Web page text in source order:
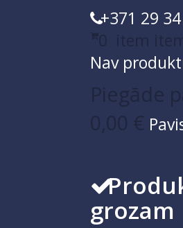
+371 29
0
item
Nav
Piegāde
0,00 €
grozam